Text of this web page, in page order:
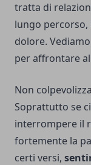
tratta di
lungo percorso,
dolore.
per affrontare
Non
Soprattutto se
interrompere il
fortemente la
certi versi,